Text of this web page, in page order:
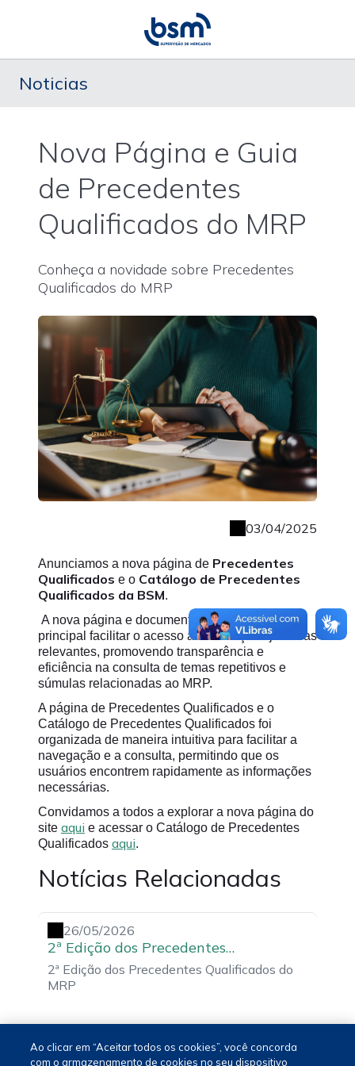
Noticias
Nova Página e Guia
de Precedentes
Qualificados do MRP
Conheça a novidade sobre Precedentes
Qualificados do MRP
03/04/2025
Anunciamos a nova página de Precedentes
Qualificados e o Catálogo de Precedentes
Qualificados da BSM.
A nova página e documento tem como objetivo
principal facilitar o acesso a informações jurídicas
relevantes, promovendo transparência e
eficiência na consulta de temas repetitivos e
súmulas relacionadas ao MRP.
A página de Precedentes Qualificados e o
Catálogo de Precedentes Qualificados foi
organizada de maneira intuitiva para facilitar a
navegação e a consulta, permitindo que os
usuários encontrem rapidamente as informações
necessárias.
Convidamos a todos a explorar a nova página do
site aqui e acessar o Catálogo de Precedentes
Qualificados aqui.
Notícias Relacionadas
26/05/2026
2ª Edição dos Precedentes
Qualificados do MRP
2ª Edição dos Precedentes Qualificados do
MRP
Ao clicar em “Aceitar todos os cookies”, você concorda
com o armazenamento de cookies no seu dispositivo